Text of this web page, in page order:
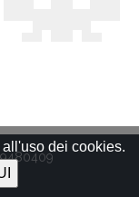
dei cookies.